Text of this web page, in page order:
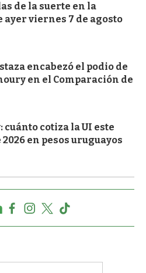
de la suerte en la
ayer viernes 7 de agosto
encabezó el podio de
en el Comparación de
cotiza la UI este
en pesos uruguayos